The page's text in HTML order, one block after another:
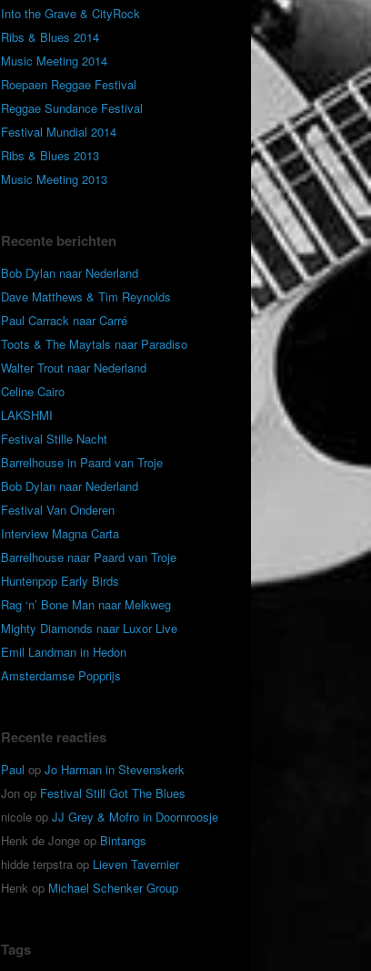
Into the Grave & CityRock
Ribs & Blues 2014
Music Meeting 2014
Roepaen Reggae Festival
Reggae Sundance Festival
Festival Mundial 2014
Ribs & Blues 2013
Music Meeting 2013
Recente berichten
Bob Dylan naar Nederland
Dave Matthews & Tim Reynolds
Paul Carrack naar Carré
Toots & The Maytals naar Paradiso
Walter Trout naar Nederland
Celine Cairo
LAKSHMI
Festival Stille Nacht
Barrelhouse in Paard van Troje
Bob Dylan naar Nederland
Festival Van Onderen
Interview Magna Carta
Barrelhouse naar Paard van Troje
Huntenpop Early Birds
Rag ‘n’ Bone Man naar Melkweg
Mighty Diamonds naar Luxor Live
Emil Landman in Hedon
Amsterdamse Popprijs
Recente reacties
Paul opJo Harman in Stevenskerk
Jon op Festival Still Got The Blues
nicole opJJ Grey & Mofro in Doornroosje
Henk de Jonge op Bintangs
hidde terpstra op Lieven Tavernier
Henk op Michael Schenker Group
Tags